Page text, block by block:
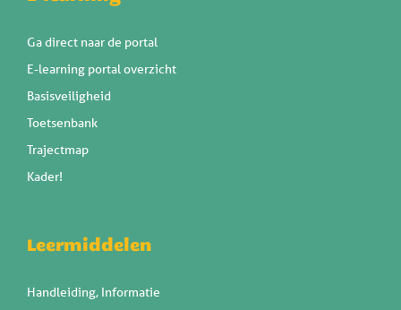
Ga direct naar de portal
E-learning portal overzicht
Basisveiligheid
Toetsenbank
Trajectmap
Kader!
Leermiddelen
Handleiding, Informatie